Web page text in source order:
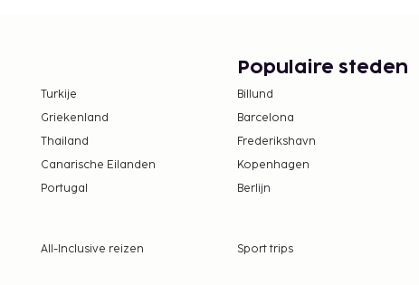
Turkije
Griekenland
Thailand
Canarische Eilanden
Portugal
Populaire steden
Billund
Barcelona
Frederikshavn
Kopenhagen
Berlijn
All-Inclusive reizen Sport trips